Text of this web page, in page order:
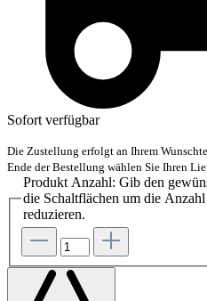
Sofort verfügbar
Die Zustellung erfolgt an Ihrem
Ende der Bestellung wählen Sie Ihren
Produkt Anzahl: Gib den
die Schaltflächen um die
reduzieren.